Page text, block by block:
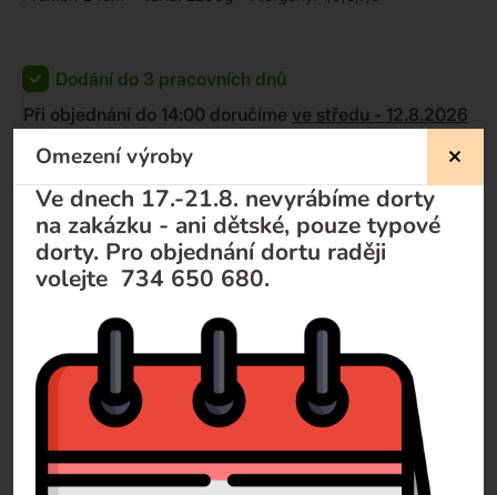
Dodání do 3 pracovních dnů
Při objednání do 14:00 doručíme ve středu - 12.8.2026
990Kč
884Kč - +
Nevíte si rady?
Pomůžeme Vám
Volejte
+420 732 729 300
Omezení výroby
Ve dnech 17.-21.8. nevyrábíme dorty
na zakázku - ani dětské, pouze typové
dorty. Pro objednání dortu raději
volejte 734 650 680.